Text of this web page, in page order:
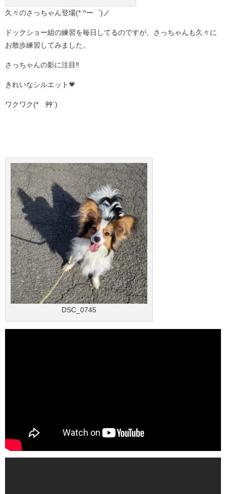
久々のさっちゃん登場(* ^ー゜)ノ
ドックショー組の練習を毎日してるのですが、さっちゃんも久々に
お散歩練習してみました。
さっちゃんの影に注目‼️
きれいなシルエット💗
ワクワク(*´艸`)
DSC_0745